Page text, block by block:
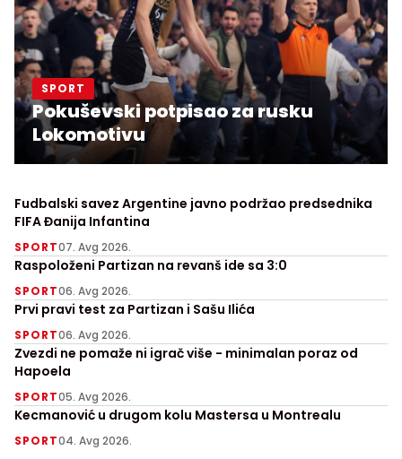
SPORT
Pokuševski potpisao za rusku
Lokomotivu
Fudbalski savez Argentine javno podržao predsednika
FIFA Đanija Infantina
SPORT07. Avg 2026.
Raspoloženi Partizan na revanš ide sa 3:0
SPORT06. Avg 2026.
Prvi pravi test za Partizan i Sašu Ilića
SPORT06. Avg 2026.
Zvezdi ne pomaže ni igrač više - minimalan poraz od
Hapoela
SPORT05. Avg 2026.
Kecmanović u drugom kolu Mastersa u Montrealu
SPORT04. Avg 2026.